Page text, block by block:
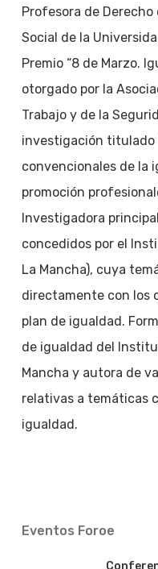
Profesora de
Social de la
Premio “8 de Marzo.
otorgado por la
Trabajo y de la
investigación titulado
convencionales de la
promoción
Investigadora
concedidos por el
La Mancha), cuya
directamente con los
plan de igualdad.
de igualdad del
Mancha y autora de
relativas a temáticas
igualdad.
Eventos Foroe